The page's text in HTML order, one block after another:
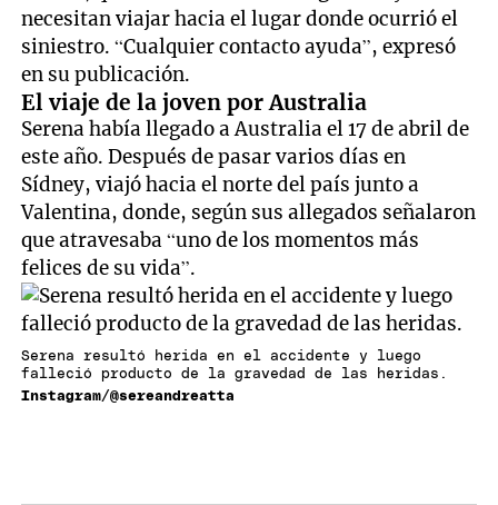
necesitan viajar hacia el lugar donde ocurrió el
siniestro. “Cualquier contacto ayuda”, expresó
en su publicación.
El viaje de la joven por Australia
Serena había llegado a Australia el 17 de abril de
este año. Después de pasar varios días en
Sídney, viajó hacia el norte del país junto a
Valentina, donde, según sus allegados señalaron
que atravesaba “uno de los momentos más
felices de su vida”.
Serena resultó herida en el accidente y luego
falleció producto de la gravedad de las heridas.
Instagram/@sereandreatta